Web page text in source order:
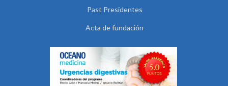
Past Presidentes
Acta de fundación